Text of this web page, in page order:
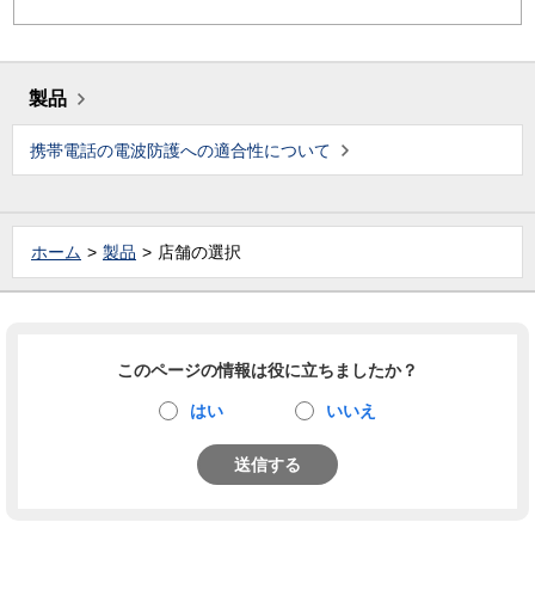
製品
携帯電話の電波防護への適合性について
ホーム 製品 店舗の選択
このページの情報は役に立ちましたか？
はい いいえ
送信する